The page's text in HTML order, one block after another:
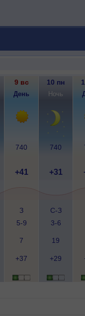
9 вс 10 пн
День Ночь
740 740
+41 +31
З
5-9
С-З
3-6
7 19
+37 +29